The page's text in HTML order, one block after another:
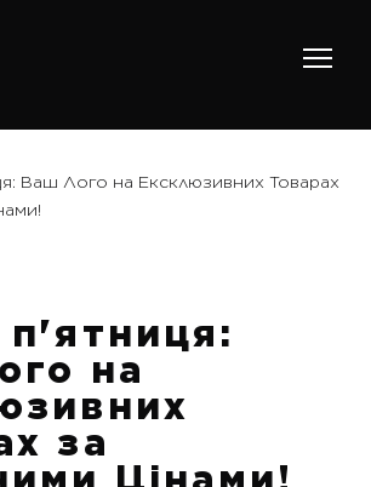
на
за
Цінами!